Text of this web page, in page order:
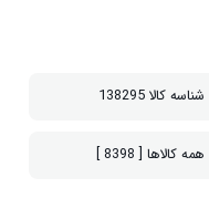
شناسه کالا138295
همه کالاها [ 8398 ]